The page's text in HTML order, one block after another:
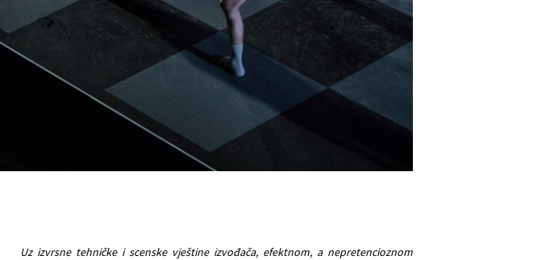
Uz izvrsne tehničke i scenske vještine izvođača, efektnom, a nepretencioznom